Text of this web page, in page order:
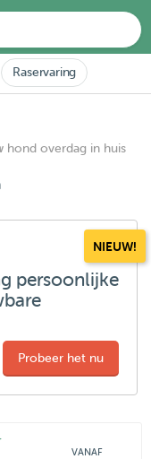
Raservaring
hond overdag in huis
NIEUW!
persoonlijke
Probeer het nu
VANAF